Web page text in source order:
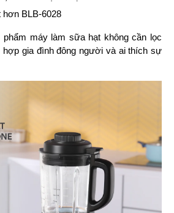
hơn BLB-6028
máy làm sữa hạt không cần lọc
gia đình đông người và ai thích sự